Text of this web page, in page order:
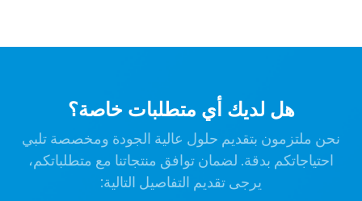
هل لديك أي متطلبات خاصة؟
نحن ملتزمون بتقديم حلول عالية الجودة ومخصصة تلبي
احتياجاتكم بدقة. لضمان توافق منتجاتنا مع متطلباتكم،
يرجى تقديم التفاصيل التالية: